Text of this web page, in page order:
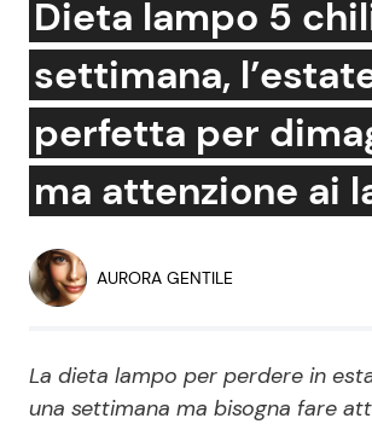
News e Cronaca
Attualità Italiana
Dal Mondo
Economia
Persone Scomparse
Politica
Gossip
Bellezze
Coppie
Reality
Dieta lampo 5
settimana,
perfetta per
ma attenzione ai
AURORA GENTILE
La dieta lampo per perdere in
una settimana ma bisogna fare